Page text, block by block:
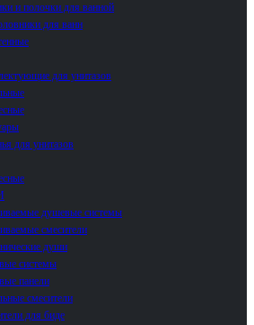
и полочки для ванной
для ванн
для унитазов
для унитазов
душевые системы
смесители
души
системы
панели
смесители
для биде